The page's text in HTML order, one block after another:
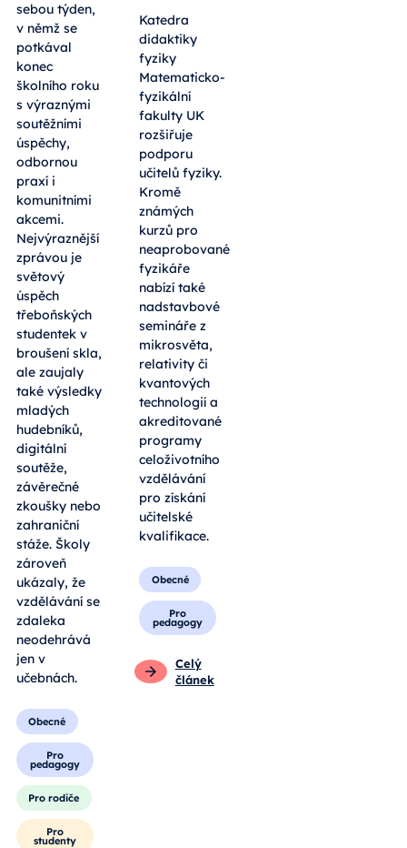
sebou týden,
v němž se
potkával
konec
školního roku
s výraznými
soutěžními
úspěchy,
odbornou
praxí i
komunitními
akcemi.
Nejvýraznější
zprávou je
světový
úspěch
třeboňských
studentek v
broušení skla,
ale zaujaly
také výsledky
mladých
hudebníků,
digitální
soutěže,
závěrečné
zkoušky nebo
zahraniční
stáže. Školy
zároveň
ukázaly, že
vzdělávání se
zdaleka
neodehrává
jen v
učebnách.
Obecné
Pro
pedagogy
Pro rodiče
Pro
studenty
Katedra
didaktiky
fyziky
Matematicko-
fyzikální
fakulty UK
rozšiřuje
podporu
učitelů fyziky.
Kromě
známých
kurzů pro
neaprobované
fyzikáře
nabízí také
nadstavbové
semináře z
mikrosvěta,
relativity či
kvantových
technologií a
akreditované
programy
celoživotního
vzdělávání
pro získání
učitelské
kvalifikace.
Obecné
Pro
pedagogy
Celý
článek